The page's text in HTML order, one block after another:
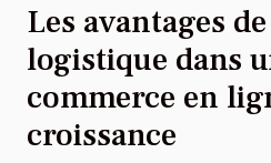
Les avantages
logistique dans
commerce en
croissance